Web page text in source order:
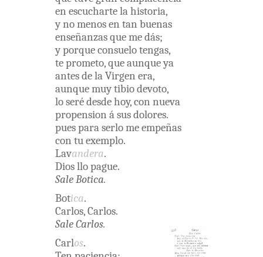
en escuchartelahistoria,
ynomenosen tan buenas
enseñanzasquemedás;
yporqueconsuelotengas,
teprometo,queaunqueya
antesdelaVirgen era,
aunquemuytibiodevoto,
loserédesdehoy,con nueva
propension ásusdolores.
puesparaserlomeempeñas
con tuexemplo.
Lavandera.
Diosllopague.
SaleBotica.
Botica.
Carlos,Carlos.
SaleCarlos.
Carlos.